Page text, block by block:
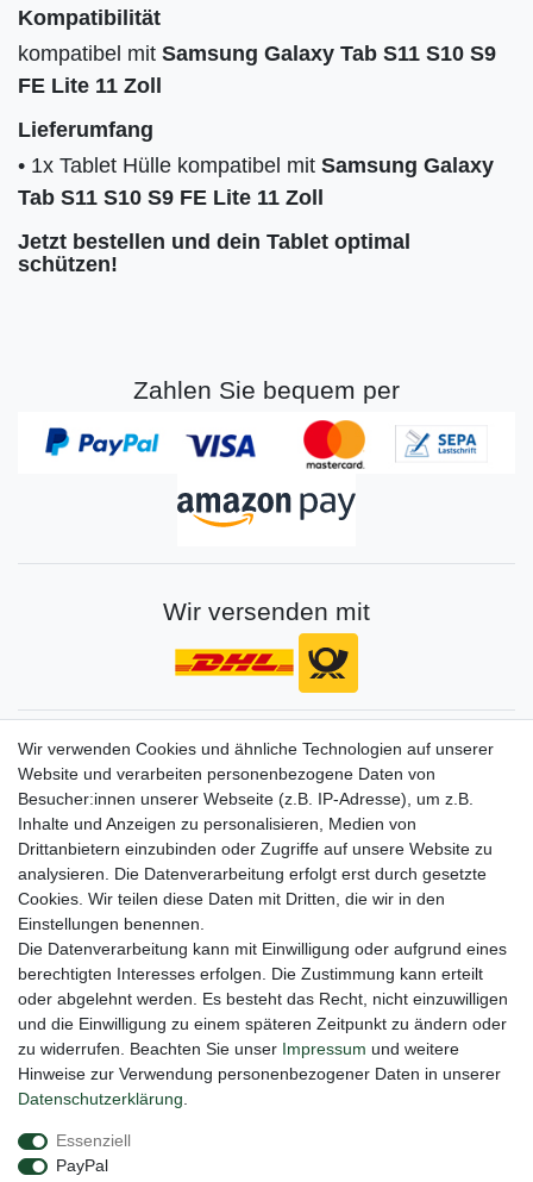
Kompatibilität
kompatibel mit Samsung Galaxy Tab S11 S10 S9
FE Lite 11 Zoll
Lieferumfang
• 1x Tablet Hülle kompatibel mit Samsung Galaxy
Tab S11 S10 S9 FE Lite 11 Zoll
Jetzt bestellen und dein Tablet optimal
schützen!
Zahlen Sie bequem per
Wir versenden mit
Gerne halten wir sie auf dem Laufenden
VORNAME NACHNAME
Newsletter
Honig
Hiermit bestätige ich, dass ich dieDaten­schutz­erklärunggelesen habe. Meine
Einwilligung kann ich jederzeit widerrufen.**
Abonnieren
** Hierbei handelt es sich um ein Pflichtfeld.
Impressum
Barrierefreiheitserklärung
Wir verwenden Cookies und ähnliche Technologien auf unserer
Website und verarbeiten personenbezogene Daten von
Besucher:innen unserer Webseite (z.B. IP-Adresse), um z.B.
Inhalte und Anzeigen zu personalisieren, Medien von
Drittanbietern einzubinden oder Zugriffe auf unsere Website zu
analysieren. Die Datenverarbeitung erfolgt erst durch gesetzte
Cookies. Wir teilen diese Daten mit Dritten, die wir in den
Einstellungen benennen.
Die Datenverarbeitung kann mit Einwilligung oder aufgrund eines
berechtigten Interesses erfolgen. Die Zustimmung kann erteilt
oder abgelehnt werden. Es besteht das Recht, nicht einzuwilligen
und die Einwilligung zu einem späteren Zeitpunkt zu ändern oder
zu widerrufen. Beachten Sie unser Impressum und weitere
Hinweise zur Verwendung personenbezogener Daten in unserer
Daten­schutz­erklärung
Essenziell
PayPal